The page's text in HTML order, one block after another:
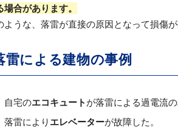
場合があります。
ような、落雷が直接の原因となって損傷
雷による建物の事例
自宅のエコキュート が落雷による過電流の
落雷により エレベーターが故障した。